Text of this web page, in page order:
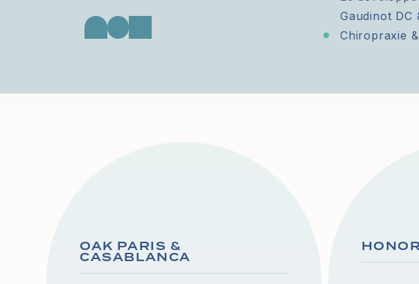
Gaudinot DC
Chiropraxie
OAK PARIS &
CASABLANCA